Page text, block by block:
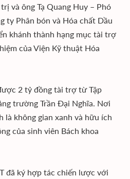
và ông Tạ Quang Huy – Phó
ty Phân bón và Hóa chất Dầu
khánh thành hạng mục tài trợ
của Viện Kỹ thuật Hóa
2 tỷ đồng tài trợ từ Tập
trường Trần Đại Nghĩa. Nơi
là không gian xanh và hữu ích
của sinh viên Bách khoa
đã ký hợp tác chiến lược với